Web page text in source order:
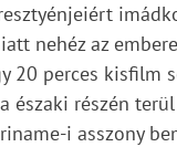
nehéz az
20 perces kisfilm
északi részén
i asszony